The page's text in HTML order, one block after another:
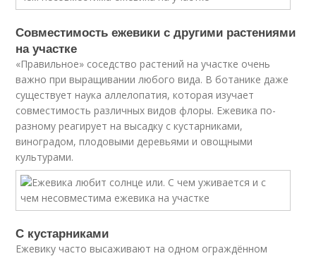
Совместимость ежевики с другими растениями
на участке
«Правильное» соседство растений на участке очень
важно при выращивании любого вида. В ботанике даже
существует наука аллелопатия, которая изучает
совместимость различных видов флоры. Ежевика по-
разному реагирует на высадку с кустарниками,
виноградом, плодовыми деревьями и овощными
культурами.
С кустарниками
Ежевику часто высаживают на одном ограждённом